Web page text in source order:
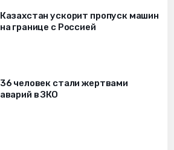
Казахстан ускорит пропуск машин
на границе с Россией
36 человек стали жертвами
аварий в ЗКО